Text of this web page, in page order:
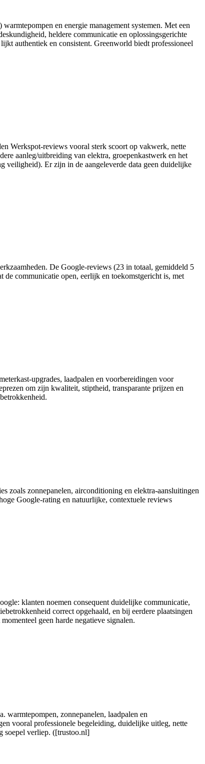
en energie management systemen. Met een
heldere communicatie en oplossingsgerichte
authentiek en consistent. Greenworld biedt professioneel
Werkspot-reviews vooral sterk scoort op vakwerk, nette
aanleg/uitbreiding van elektra, groepenkastwerk en het
veiligheid). Er zijn in de aangeleverde data geen duidelijke
De Google‑reviews (23 in totaal, gemiddeld 5
communicatie open, eerlijk en toekomstgericht is, met
upgrades, laadpalen en voorbereidingen voor
om zijn kwaliteit, stiptheid, transparante prijzen en
zoals zonnepanelen, airconditioning en elektra‑aansluitingen
Google‑rating en natuurlijke, contextuele reviews
klanten noemen consequent duidelijke communicatie,
correct opgehaald, en bij eerdere plaatsingen
geen harde negatieve signalen.
warmtepompen, zonnepanelen, laadpalen en
vooral professionele begeleiding, duidelijke uitleg, nette
soepel verliep. ([trustoo.nl]